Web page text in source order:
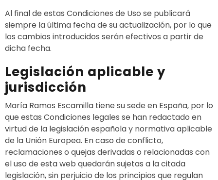
Al final de estas Condiciones de Uso se publicará
siempre la última fecha de su actualización, por lo que
los cambios introducidos serán efectivos a partir de
dicha fecha.
Legislación aplicable y
jurisdicción
María Ramos Escamilla tiene su sede en España, por lo
que estas Condiciones legales se han redactado en
virtud de la legislación española y normativa aplicable
de la Unión Europea. En caso de conflicto,
reclamaciones o quejas derivadas o relacionadas con
el uso de esta web quedarán sujetas a la citada
legislación, sin perjuicio de los principios que regulan